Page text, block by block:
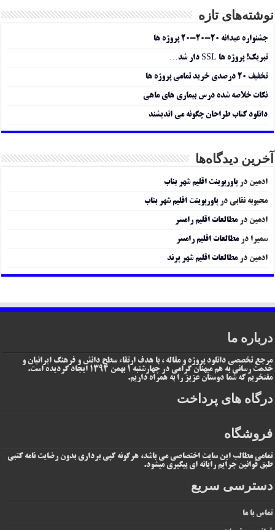
نوشته‌های تازه
جشنواره عیدانه ۲۰-۲۰-۲۰ پروژه ها
تبریک! پروژه ها SSL دار شد…
تخفیف ۲۰ درصدی خرید تمامی پروژه ها
نکات خلاصه شده درس بیماری های ماهی
دانلود کتاب طراحان چگونه می اندیشند
آخرین دیدگاه‌ها
ادمین درپاورپوینت اقلیم شهر بناب
محبوبه نقابی درپاورپوینت اقلیم شهر بناب
ادمین درمطالعات اقلیم رامسر
سمیرا درمطالعات اقلیم رامسر
ادمین درمطالعات اقلیم شهر پرند
درباره ما
مرجع تخصصی دانلود پروژه و مقاله ، با هدف ارتقاء سطح دانش و فرهنگ ایرانیان و
خدمت رسانی به هم میهنان گرامی در چهارشنبه 1 بهمن 1394 ایجاد گردیده است.
مفتخریم که شما دوستان عزیز را به همراه داریم.
درگاه های پرداخت
فروشگاه
تمامی مطالب این سایت اختصاصی می باشد، هرگونه کپی برداری بدون رضایت نامه کتبی
طبق قوانین جرایم رایانه ای پیگیری میشود.
دسترسی سریع
تماس با ما